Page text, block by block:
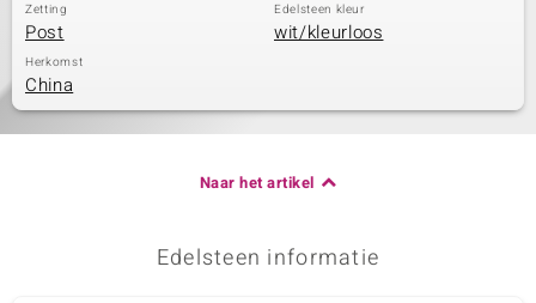
Zetting
Post
Edelsteen kleur
wit/kleurloos
Herkomst
China
Naar het artikel
Edelsteen informatie